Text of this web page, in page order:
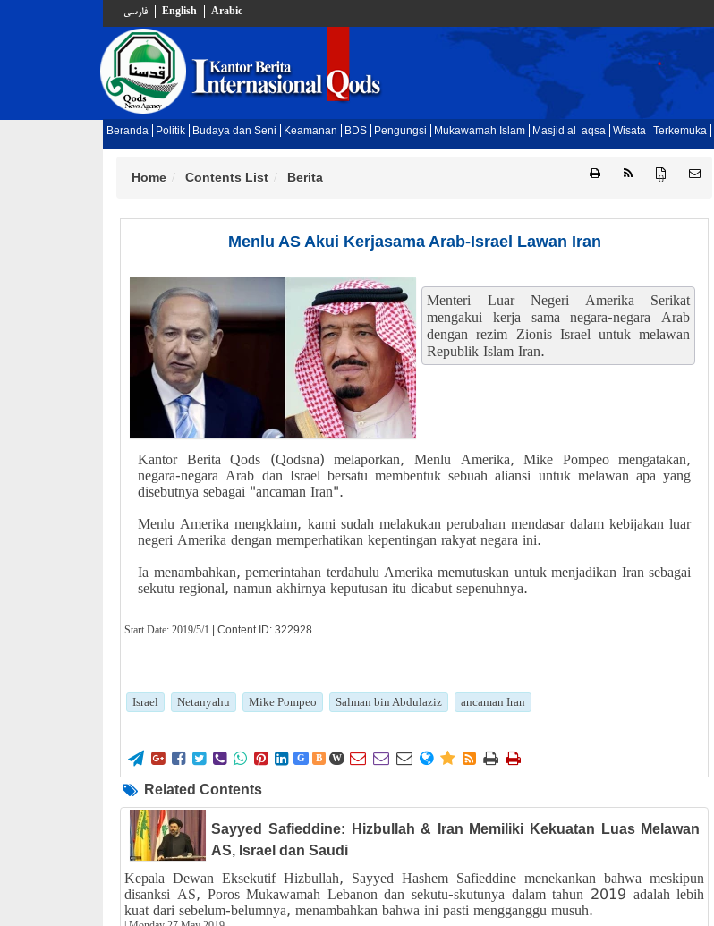
فارسي English Arabic
Beranda Politik Budaya dan Seni Keamanan BDS Pengungsi Mukawamah Islam Masjid al-aqsa Wisata Terkemuka
{ }
Home Contents List Berita
Menlu AS Akui Kerjasama Arab-Israel Lawan Iran
Menteri Luar Negeri Amerika Serikat
mengakui kerja sama negara-negara Arab
dengan rezim Zionis Israel untuk melawan
Republik Islam Iran.
Kantor Berita Qods (Qodsna) melaporkan, Menlu Amerika, Mike Pompeo mengatakan,
negara-negara Arab dan Israel bersatu membentuk sebuah aliansi untuk melawan apa yang
disebutnya sebagai "ancaman Iran".
Menlu Amerika mengklaim, kami sudah melakukan perubahan mendasar dalam kebijakan luar
negeri Amerika dengan memperhatikan kepentingan rakyat negara ini.
Ia menambahkan, pemerintahan terdahulu Amerika memutuskan untuk menjadikan Iran sebagai
sekutu regional, namun akhirnya keputusan itu dicabut sepenuhnya.
Start Date:2019/5/1 | Content ID: 322928
Israel Netanyahu Mike Pompeo Salman bin Abdulaziz ancaman Iran
        G B W        
Related Contents
Sayyed Safieddine: Hizbullah & Iran Memiliki Kekuatan Luas Melawan
AS, Israel dan Saudi
Kepala Dewan Eksekutif Hizbullah, Sayyed Hashem Safieddine menekankan bahwa meskipun
disanksi AS, Poros Mukawamah Lebanon dan sekutu-skutunya dalam tahun 2019 adalah lebih
kuat dari sebelum-belumnya, menambahkan bahwa ini pasti mengganggu musuh.